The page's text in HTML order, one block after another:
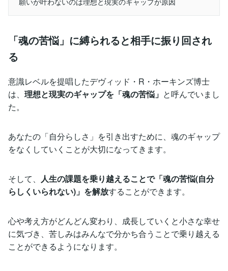
「魂の苦悩」に縛られると相手に振り回され
る
意識レベルを提唱したデヴィッド・R・ホーキンズ博士
は、 理想と現実のギャップを「魂の苦悩」 と呼んでいまし
た。
あなたの「自分らしさ」を引き出すために、魂のギャップ
をなくしていくことが大切になってきます。
そして、 人生の課題を乗り越えることで「魂の苦悩(自分
らしくいられない)」を解放することができます。
心や考え方がどんどん変わり、成長していくと小さな幸せ
に気づき、苦しみはみんなで分かち合うことで乗り越える
ことができるようになります。